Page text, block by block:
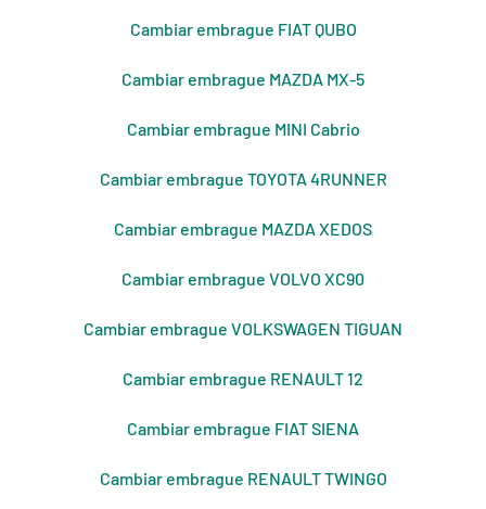
Cambiar embrague FIAT QUBO
Cambiar embrague MAZDA MX-5
Cambiar embrague MINI Cabrio
Cambiar embrague TOYOTA 4RUNNER
Cambiar embrague MAZDA XEDOS
Cambiar embrague VOLVO XC90
Cambiar embrague VOLKSWAGEN TIGUAN
Cambiar embrague RENAULT 12
Cambiar embrague FIAT SIENA
Cambiar embrague RENAULT TWINGO